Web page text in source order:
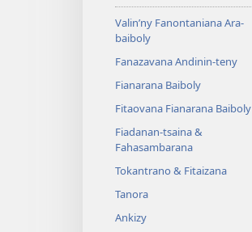
Valin’ny Fanontaniana Ara-
baiboly
Fanazavana Andinin-teny
Fianarana Baiboly
Fitaovana Fianarana Baiboly
Fiadanan-tsaina &
Fahasambarana
Tokantrano & Fitaizana
Tanora
Ankizy